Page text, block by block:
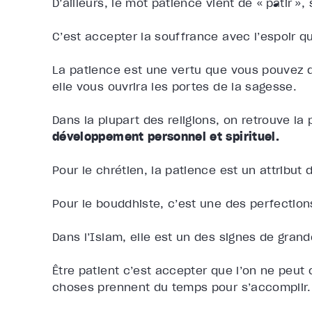
D’ailleurs, le mot patience vient de « pâtir »,
C’est accepter la souffrance avec l’espoir
La patience est une vertu que vous pouvez
elle vous ouvrira les portes de la sagesse.
Dans la plupart des religions, on retrouve
développement personnel et spirituel.
Pour le chrétien, la patience est un attribut
Pour le bouddhiste, c’est une des
Dans l’Islam, elle est un des signes de
Être patient c’est accepter que l’on ne
choses prennent du temps pour s’accomplir.